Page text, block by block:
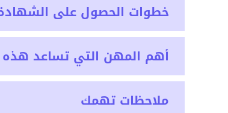
خطوات الحصول على
أهم المهن التي تساعد
ملاحظات تهمك